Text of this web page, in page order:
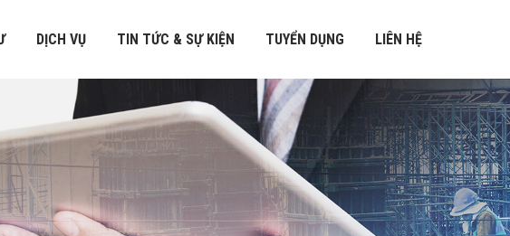
DỊCH VỤ TIN TỨC & SỰ KIỆN TUYỂN DỤNG LIÊN HỆ